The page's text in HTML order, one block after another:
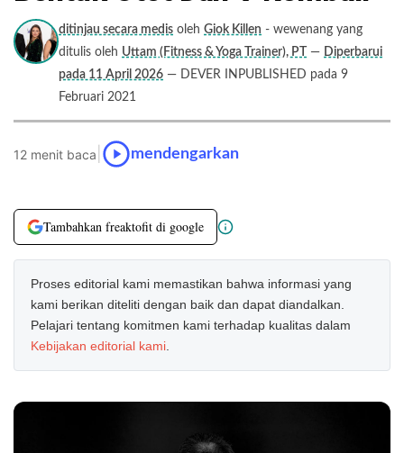
ditinjau secara medis oleh Giok Killen - wewenang yang
ditulis oleh Uttam (Fitness & Yoga Trainer), PT — Diperbarui
pada 11 April 2026 — DEVER INPUBLISHED pada 9
Februari 2021
12 menit baca mendengarkan
Tambahkan freaktofit di google
Proses editorial kami memastikan bahwa informasi yang
kami berikan diteliti dengan baik dan dapat diandalkan.
Pelajari tentang komitmen kami terhadap kualitas dalam
Kebijakan editorial kami